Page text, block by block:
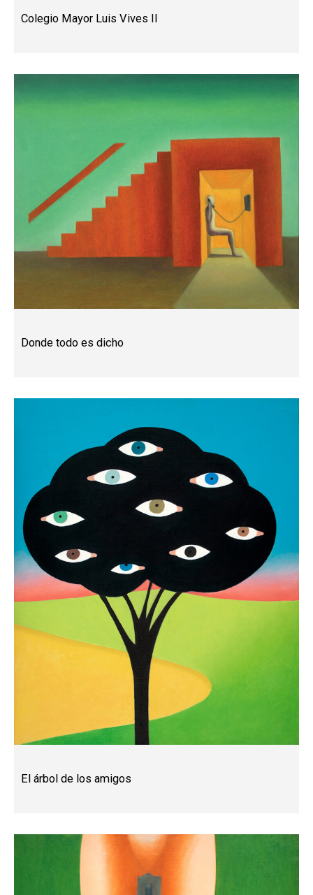
Colegio Mayor Luis Vives II
Donde todo es dicho
El árbol de los amigos